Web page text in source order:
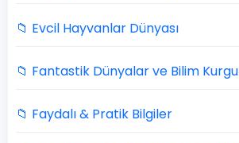
📁 Evcil Hayvanlar Dünyası
📁 Fantastik Dünyalar ve Bilim Kurgu
📁 Faydalı & Pratik Bilgiler